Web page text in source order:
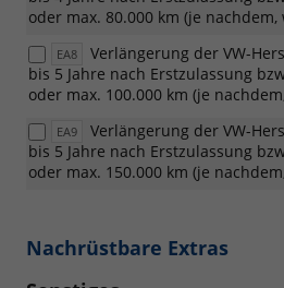
oder max. 80.000 km (je
EA8
Verlängerung der VW-
bis 5 Jahre nach Erstzulassung
oder max. 100.000 km (je
EA9
Verlängerung der VW-
bis 5 Jahre nach Erstzulassung
oder max. 150.000 km (je
Nachrüstbare Extras